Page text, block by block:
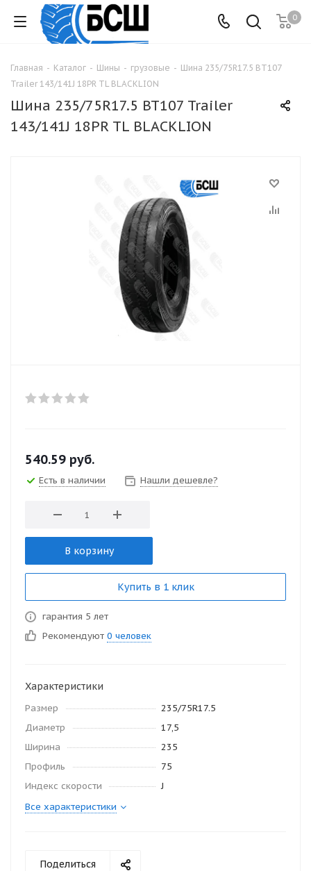
0
Главная - Каталог - Шины - грузовые - Шина 235/75R17.5 BT107
Trailer 143/141J 18PR TL BLACKLION
Шина 235/75R17.5 BT107 Trailer
143/141J 18PR TL BLACKLION
540.59 руб.
Есть в наличии Нашли дешевле?
В корзину
Купить в 1 клик
гарантия 5 лет
Рекомендуют 0 человек
Характеристики
Размер
235/75R17.5
Диаметр
17,5
Ширина
235
Профиль
75
Индекс скорости
J
Все характеристики
Поделиться